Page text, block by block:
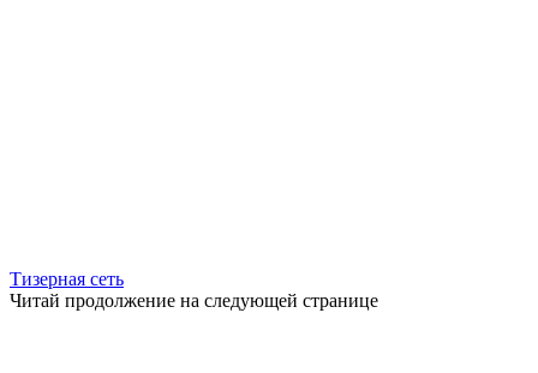
Тизерная сеть
Читай продолжение на следующей странице